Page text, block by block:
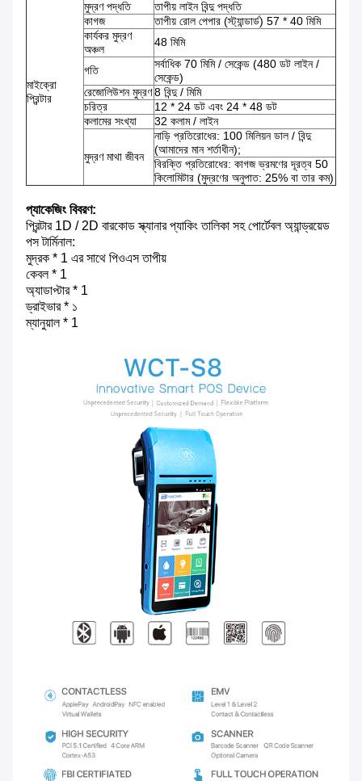
মাইক্রো
প্রিন্টার
মুদ্রণ পদ্ধতি
তাপীয় লাইন বিন্দু পদ্ধতি
কাগজ
তাপীয় রোল পেপার (স্ট্যান্ডার্ড) 57 * 40 মিমি
কার্যকর মুদ্রণ
অঞ্চল
48 মিমি
গতি
সর্বাধিক 70 মিমি / সেকেন্ড (480 ডট লাইন /
সেকেন্ড)
রেজোলিউশন মুদ্রণ8 বিন্দু / মিমি
চরিত্র
12 * 24 ডট এবং 24 * 48 ডট
কলামের সংখ্যা
32 কলাম / লাইন
মুদ্রণ মাথা জীবন
নাড়ি প্রতিরোধের: 100 মিলিয়ন ডাল / বিন্দু
(আমাদের মান শর্তাধীন);
বিরক্তি প্রতিরোধের: কাগজ ভ্রমণের দূরত্ব 50
কিলোমিটার (মুদ্রণের অনুপাত: 25% বা তার কম)
প্যাকেজিং বিবরণ:
প্রিন্টার 1D / 2D বারকোড স্ক্যানার প্যাকিং তালিকা সহ পোর্টেবল অ্যান্ড্রয়েড
পস টার্মিনাল:
মুদ্রক * 1 এর সাথে পিওএস তাপীয়
কেবল * 1
অ্যাডাপ্টার * 1
ড্রাইভার * ১
ম্যানুয়াল * 1